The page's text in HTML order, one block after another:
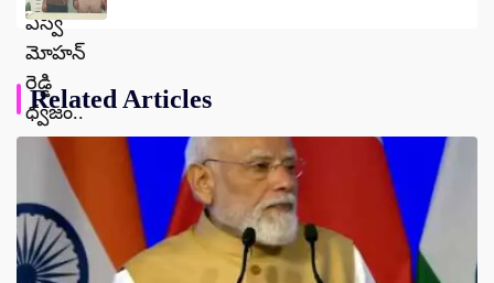
Related Articles